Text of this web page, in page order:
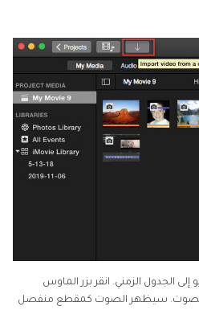
الجدول الزمني. انقر بزر الماوس
الصوت. سيظهر الصوت كمقطع منفصل